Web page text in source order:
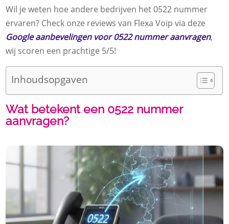
Wil je weten hoe andere bedrijven het 0522 nummer
ervaren? Check onze reviews van Flexa Voip via deze
Google aanbevelingen voor 0522 nummer aanvragen,
wij scoren een prachtige 5/5!
Inhoudsopgaven
Wat betekent een 0522 nummer
aanvragen?